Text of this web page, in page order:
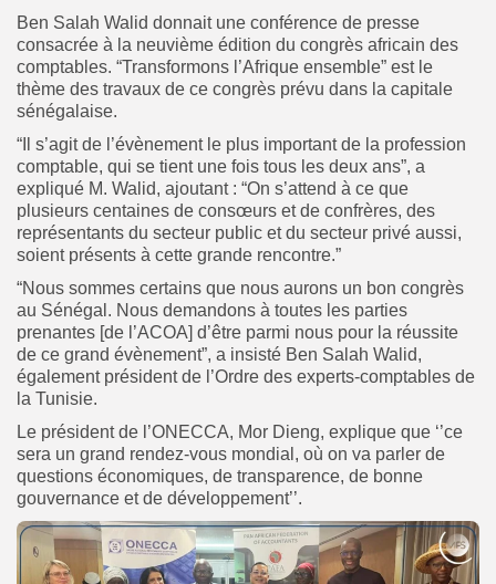
Ben Salah Walid donnait une conférence de presse
consacrée à la neuvième édition du congrès africain des
comptables. “Transformons l’Afrique ensemble” est le
thème des travaux de ce congrès prévu dans la capitale
sénégalaise.
“Il s’agit de l’évènement le plus important de la profession
comptable, qui se tient une fois tous les deux ans”, a
expliqué M. Walid, ajoutant : “On s’attend à ce que
plusieurs centaines de consœurs et de confrères, des
représentants du secteur public et du secteur privé aussi,
soient présents à cette grande rencontre.”
“Nous sommes certains que nous aurons un bon congrès
au Sénégal. Nous demandons à toutes les parties
prenantes [de l’ACOA] d’être parmi nous pour la réussite
de ce grand évènement”, a insisté Ben Salah Walid,
également président de l’Ordre des experts-comptables de
la Tunisie.
Le président de l’ONECCA, Mor Dieng, explique que ‘’ce
sera un grand rendez-vous mondial, où on va parler de
questions économiques, de transparence, de bonne
gouvernance et de développement’’.